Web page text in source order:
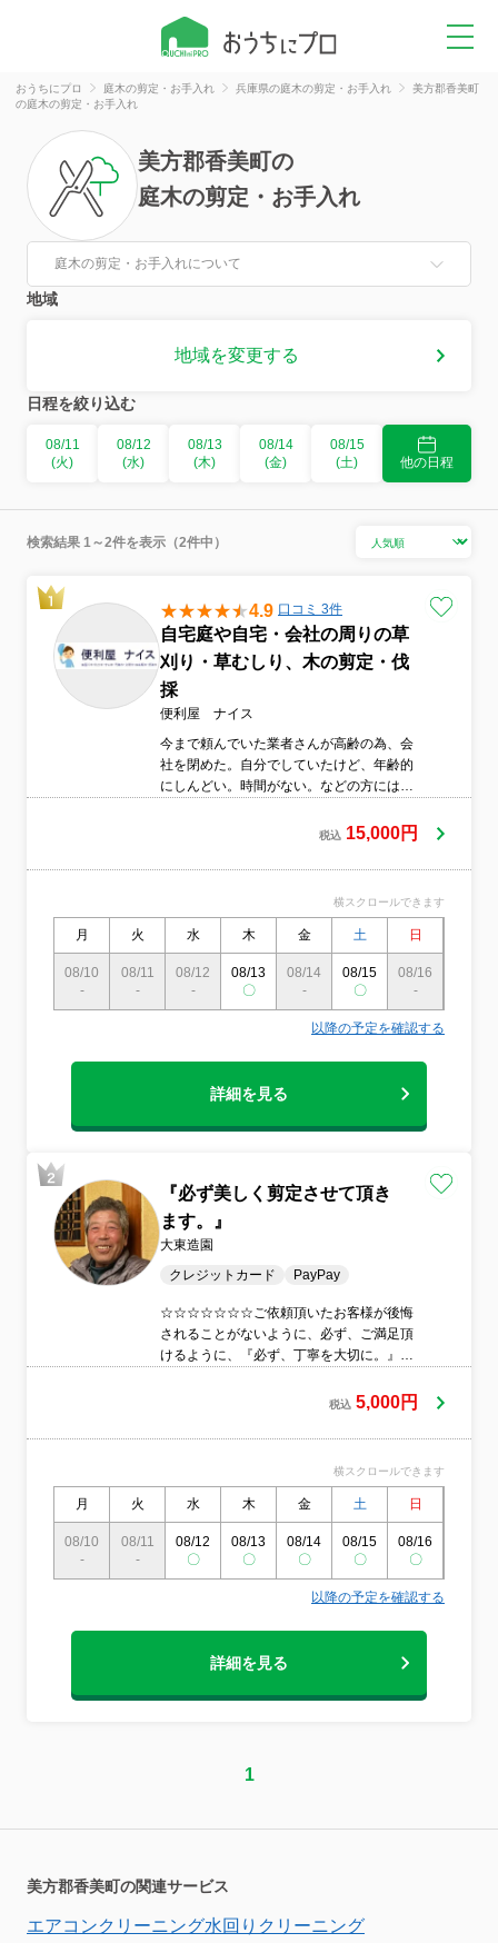
おうちにプロ 庭木の剪定・お手入れ 兵庫県の庭木の剪定・お手入れ
美方郡香美町
の庭木の剪定・お手入れ
美方郡香美町の
庭木の剪定・お手入れ
庭木の剪定・お手入れについて
地域
地域を変更する
日程を絞り込む
08/11
(火)
08/12
(水)
08/13
(木)
08/14
(金)
08/15
(土)
他の日程
検索結果 1～2件を表示（2件中）
4.9 口コミ 3件
自宅庭や自宅・会社の周りの草
刈り・草むしり、木の剪定・伐
採
便利屋 ナイス
今まで頼んでいた業者さんが高齢の為、会
社を閉めた。自分でしていたけど、年齢的
にしんどい。時間がない。などの方には、
てください。今まで3,000以上の草刈り・草
お任せ下さい。なお、現地見積は無料であ
税込 15,000円
横スクロールできます
月 火 水 木 金 土 日
08/10
-
08/11
-
08/12
-
08/13
〇
08/14
-
08/15
〇
08/16
-
以降の予定を確認する
詳細を見る
『必ず美しく剪定させて頂き
ます。』
大東造園
クレジットカード
PayPay
☆☆☆☆☆☆☆ご依頼頂いたお客様が後悔
されることがないように、必ず、ご満足頂
けるように、『必ず、丁寧を大切に。』祖
税込 5,000円
横スクロールできます
月 火 水 木 金 土 日
08/10
-
08/11
-
08/12
〇
08/13
〇
08/14
〇
08/15
〇
08/16
〇
以降の予定を確認する
詳細を見る
1
美方郡香美町の関連サービス
エアコンクリーニング水回りクリーニング